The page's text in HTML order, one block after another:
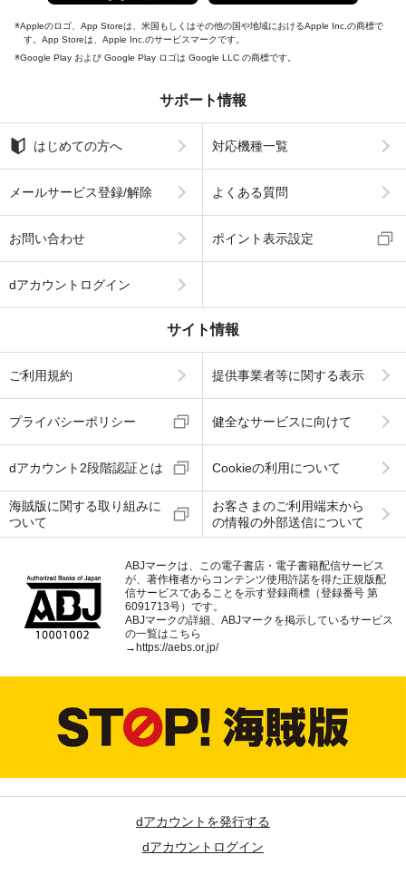
Appleのロゴ、App Storeは、米国もしくはその他の国や地域におけるApple Inc.の商標で
す。App Storeは、Apple Inc.のサービスマークです。
Google Play および Google Play ロゴは Google LLC の商標です。
サポート情報
はじめての方へ 対応機種一覧
メールサービス登録/解除 よくある質問
お問い合わせ ポイント表示設定
dアカウントログイン
サイト情報
ご利用規約 提供事業者等に関する表示
プライバシーポリシー 健全なサービスに向けて
dアカウント2段階認証とは Cookieの利用について
海賊版に関する取り組みに
ついて
お客さまのご利用端末から
の情報の外部送信について
ABJマークは、この電子書店・電子書籍配信サービス
が、著作権者からコンテンツ使用許諾を得た正規版配
信サービスであることを示す登録商標（登録番号 第
6091713号）です。
ABJマークの詳細、ABJマークを掲示しているサービス
の一覧はこちら
→ https://aebs.or.jp/
dアカウントを発行する
dアカウントログイン